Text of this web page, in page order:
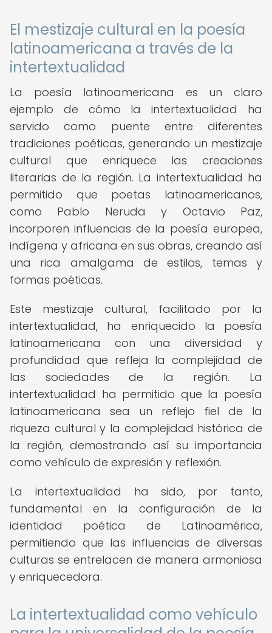
El mestizaje cultural en la poesía
latinoamericana a través de la
intertextualidad
La poesía latinoamericana es un claro
ejemplo de cómo la intertextualidad ha
servido como puente entre diferentes
tradiciones poéticas, generando un mestizaje
cultural que enriquece las creaciones
literarias de la región. La intertextualidad ha
permitido que poetas latinoamericanos,
como Pablo Neruda y Octavio Paz,
incorporen influencias de la poesía europea,
indígena y africana en sus obras, creando así
una rica amalgama de estilos, temas y
formas poéticas.
Este mestizaje cultural, facilitado por la
intertextualidad, ha enriquecido la poesía
latinoamericana con una diversidad y
profundidad que refleja la complejidad de
las sociedades de la región. La
intertextualidad ha permitido que la poesía
latinoamericana sea un reflejo fiel de la
riqueza cultural y la complejidad histórica de
la región, demostrando así su importancia
como vehículo de expresión y reflexión.
La intertextualidad ha sido, por tanto,
fundamental en la configuración de la
identidad poética de Latinoamérica,
permitiendo que las influencias de diversas
culturas se entrelacen de manera armoniosa
y enriquecedora.
La intertextualidad como vehículo